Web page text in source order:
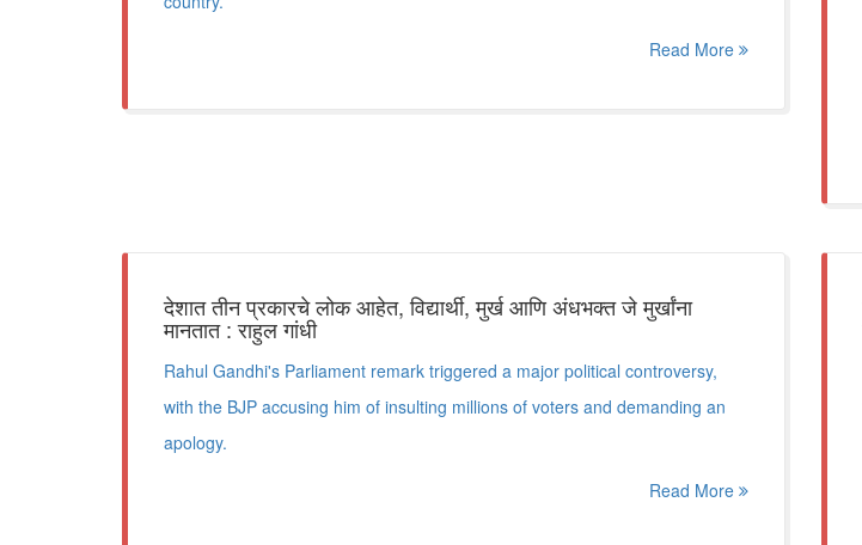
Read More
देशात तीन प्रकारचे लोक आहेत, विद्यार्थी, मुर्ख आणि अंधभक्त जे मुर्खांना
मानतात : राहुल गांधी
Rahul Gandhi's Parliament remark triggered a major political controversy,
with the BJP accusing him of insulting millions of voters and demanding an
apology.
Read More